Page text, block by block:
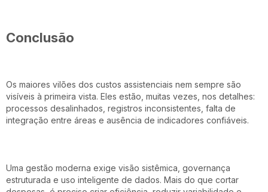
Conclusão
Os maiores vilões dos custos assistenciais nem sempre são
visíveis à primeira vista. Eles estão, muitas vezes, nos detalhes:
processos desalinhados, registros inconsistentes, falta de
integração entre áreas e ausência de indicadores confiáveis.
Uma gestão moderna exige visão sistêmica, governança
estruturada e uso inteligente de dados. Mais do que cortar